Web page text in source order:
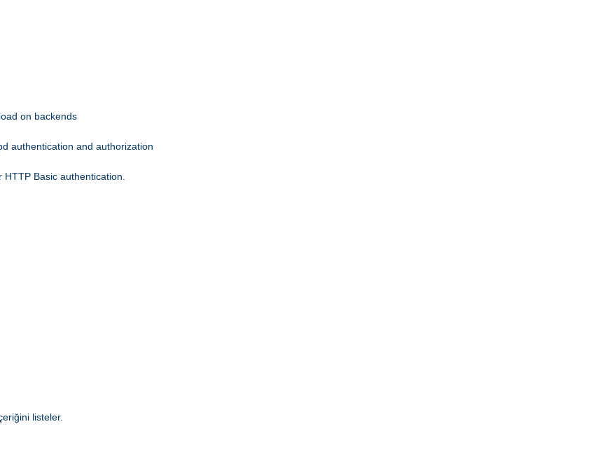
on backends
authentication and authorization
Basic authentication.
listeler.